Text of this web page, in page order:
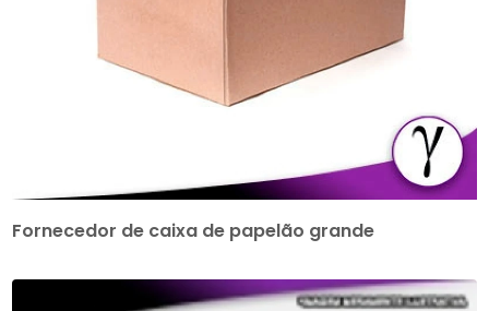
Fornecedor de caixa de papelão grande